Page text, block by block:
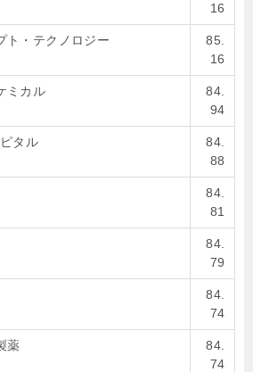
16
ト・テクノロジー
85.
16
ミカル
84.
94
タル
84.
88
84.
81
84.
79
84.
74
薬
84.
74